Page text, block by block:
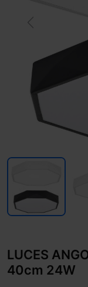
LUCES
40cm 24W